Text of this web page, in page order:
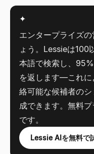
✦
エンタープライズ
ょう。Lessieは100
本語で検索し、
を返します—これ
絡可能な候補者の
成できます。無料
です。
Lessie AIを無料で